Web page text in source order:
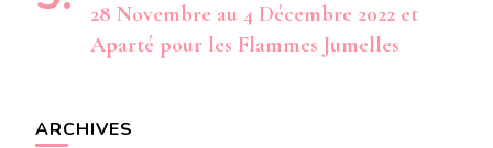
28 Novembre au 4 Décembre 2022 et
Aparté pour les Flammes Jumelles
ARCHIVES